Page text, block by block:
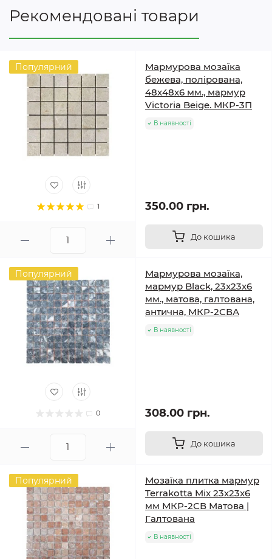
Рекомендовані товари
Популярний
1
Мармурова мозаїка
бежева, полірована,
48x48x6 мм., мармур
Victoria Beige. МКР-3П
В наявності
350.00 грн.
До кошика
Популярний
0
Мармурова мозаїка,
мармур Black, 23x23x6
мм., матова, галтована,
антична, МКР-2СВА
В наявності
308.00 грн.
До кошика
Популярний
Мозаїка плитка мармур
Terrakotta Mix 23х23x6
мм МКР-2СВ Матова |
Галтована
В наявності